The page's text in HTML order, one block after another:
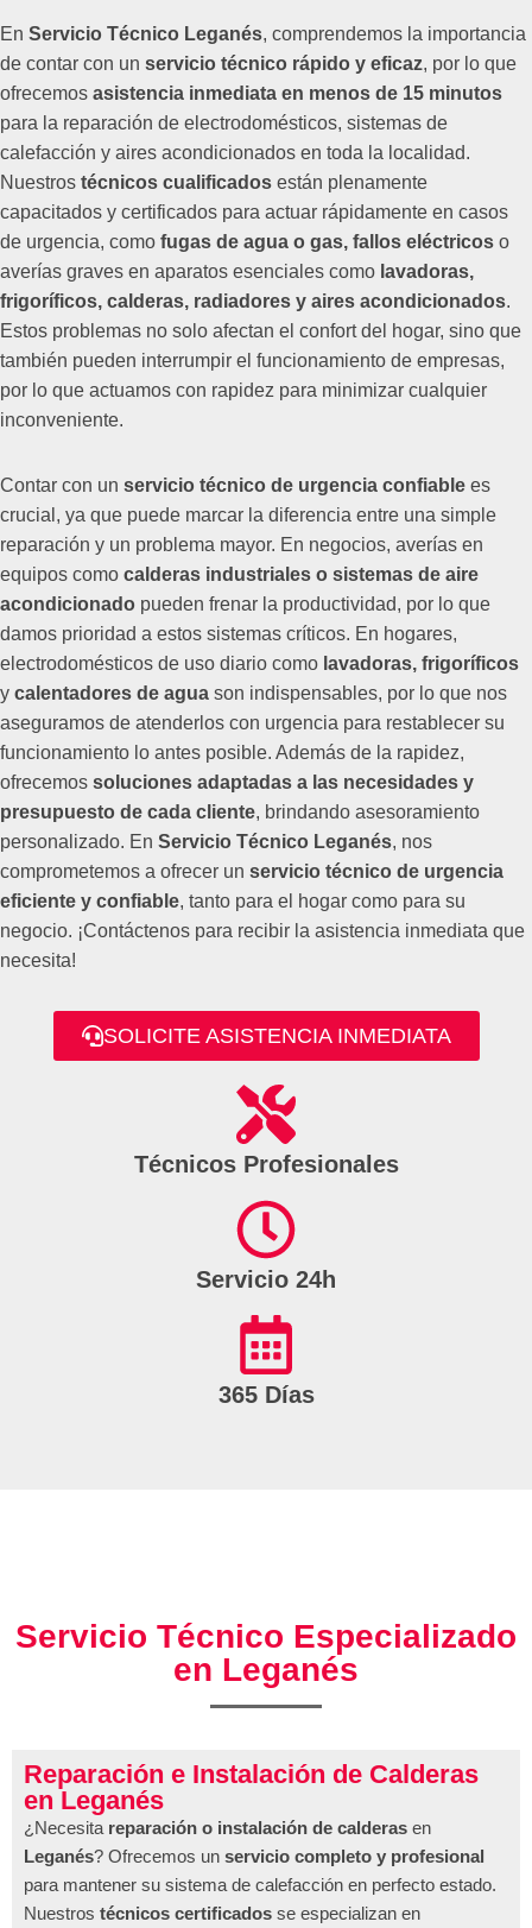
En Servicio Técnico Leganés, comprendemos la importancia
de contar con un servicio técnico rápido y eficaz, por lo que
ofrecemos asistencia inmediata en menos de 15 minutos
para la reparación de electrodomésticos, sistemas de
calefacción y aires acondicionados en toda la localidad.
Nuestros técnicos cualificados están plenamente
capacitados y certificados para actuar rápidamente en casos
de urgencia, como fugas de agua o gas, fallos eléctricos o
averías graves en aparatos esenciales como lavadoras,
frigoríficos, calderas, radiadores y aires acondicionados.
Estos problemas no solo afectan el confort del hogar, sino que
también pueden interrumpir el funcionamiento de empresas,
por lo que actuamos con rapidez para minimizar cualquier
inconveniente.
Contar con un servicio técnico de urgencia confiable es
crucial, ya que puede marcar la diferencia entre una simple
reparación y un problema mayor. En negocios, averías en
equipos como calderas industriales o sistemas de aire
acondicionado pueden frenar la productividad, por lo que
damos prioridad a estos sistemas críticos. En hogares,
electrodomésticos de uso diario como lavadoras, frigoríficos
y calentadores de agua son indispensables, por lo que nos
aseguramos de atenderlos con urgencia para restablecer su
funcionamiento lo antes posible. Además de la rapidez,
ofrecemos soluciones adaptadas a las necesidades y
presupuesto de cada cliente, brindando asesoramiento
personalizado. En Servicio Técnico Leganés, nos
comprometemos a ofrecer un servicio técnico de urgencia
eficiente y confiable, tanto para el hogar como para su
negocio. ¡Contáctenos para recibir la asistencia inmediata que
necesita!
SOLICITE ASISTENCIA INMEDIATA
Técnicos Profesionales
Servicio 24h
365 Días
Servicio Técnico Especializado
en Leganés
Reparación e Instalación de Calderas
en Leganés
¿Necesita reparación o instalación de calderas en
Leganés? Ofrecemos un servicio completo y profesional
para mantener su sistema de calefacción en perfecto estado.
Nuestros técnicos certificados se especializan en